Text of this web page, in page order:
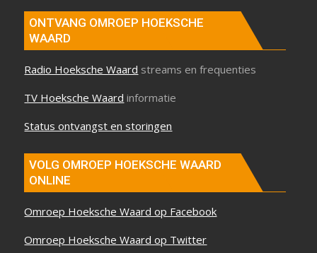
ONTVANG OMROEP HOEKSCHE
WAARD
Radio Hoeksche Waard streams en frequenties
TV Hoeksche Waard informatie
Status ontvangst en storingen
VOLG OMROEP HOEKSCHE WAARD
ONLINE
Omroep Hoeksche Waard op Facebook
Omroep Hoeksche Waard op Twitter